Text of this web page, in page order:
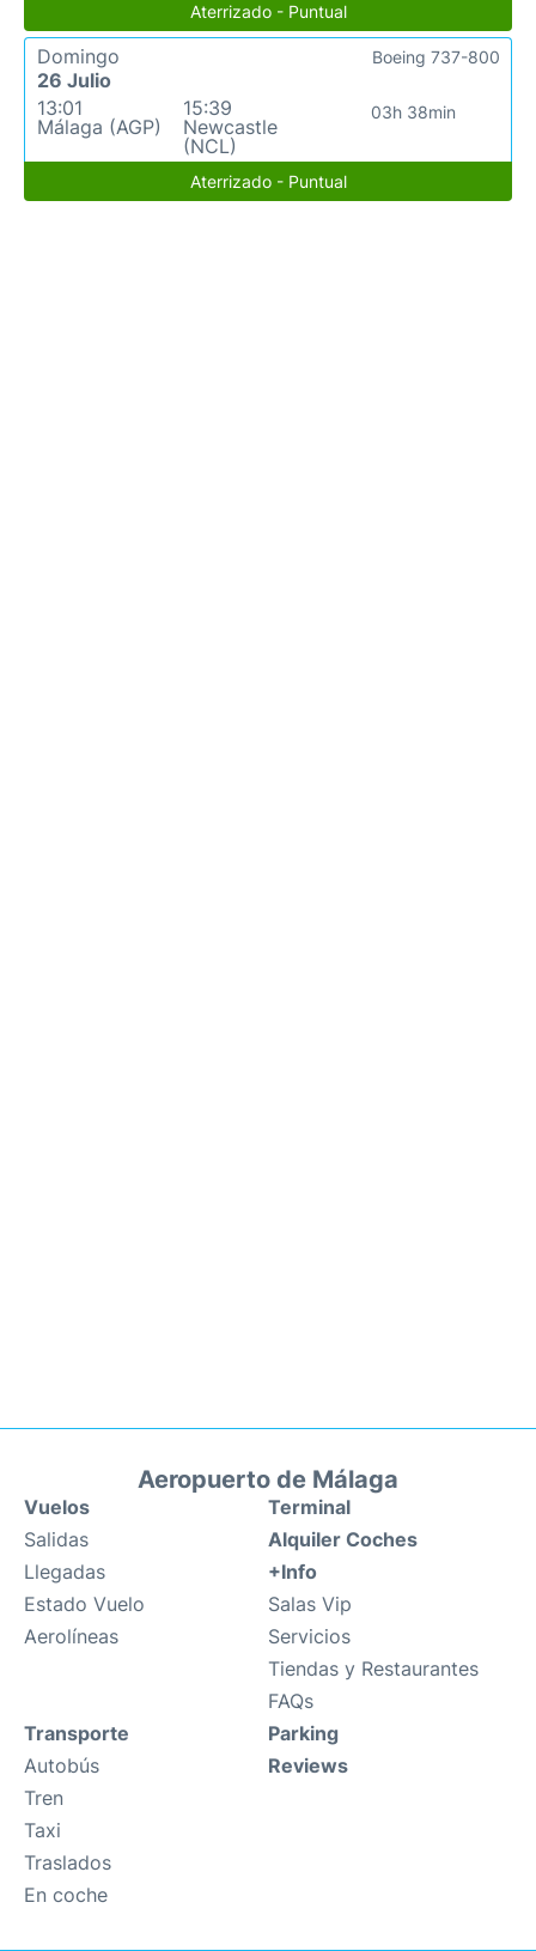
Aterrizado - Puntual
Domingo
26 Julio
13:01
Málaga (AGP)
15:39
Newcastle
(NCL)
03h 38min
Boeing 737-800
Aterrizado - Puntual
Aeropuerto de Málaga
Vuelos
Salidas
Llegadas
Estado Vuelo
Aerolíneas
Terminal
Alquiler Coches
+Info
Salas Vip
Servicios
Tiendas y Restaurantes
FAQs
Transporte
Autobús
Tren
Taxi
Traslados
En coche
Parking
Reviews